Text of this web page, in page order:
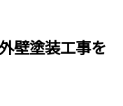
壁塗装工事を